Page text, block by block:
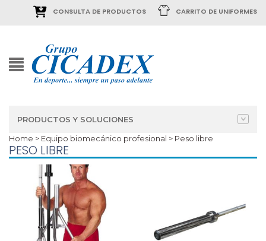
CONSULTA DE PRODUCTOS CARRITO DE UNIFORMES
PRODUCTOS Y SOLUCIONES
Home > Equipo biomecánico profesional > Peso libre
PESO LIBRE